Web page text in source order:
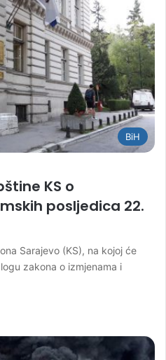
BiH
KS o
posljedica 22.
Sarajevo (KS), na kojoj će
zakona o izmjenama i